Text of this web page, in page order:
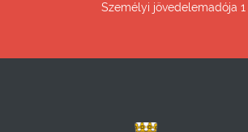
Személyi jövedelemadója